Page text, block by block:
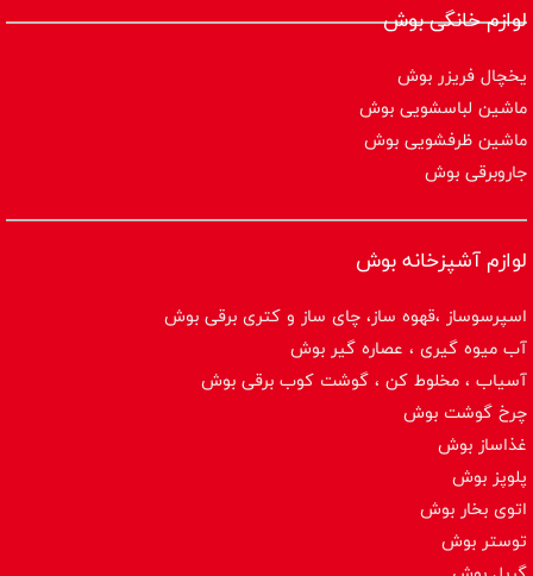
لوازم خانگی بوش
یخچال فریزر بوش
ماشین لباسشویی بوش
ماشین ظرفشویی بوش
جاروبرقی بوش
لوازم آشپزخانه بوش
اسپرسوساز ،قهوه ساز، چای ساز و کتری برقی بوش
آب میوه گیری ، عصاره گیر بوش
آسیاب ، مخلوط کن ، گوشت کوب برقی بوش
چرخ گوشت بوش
غذاساز بوش
پلوپز بوش
اتوی بخار بوش
توستر بوش